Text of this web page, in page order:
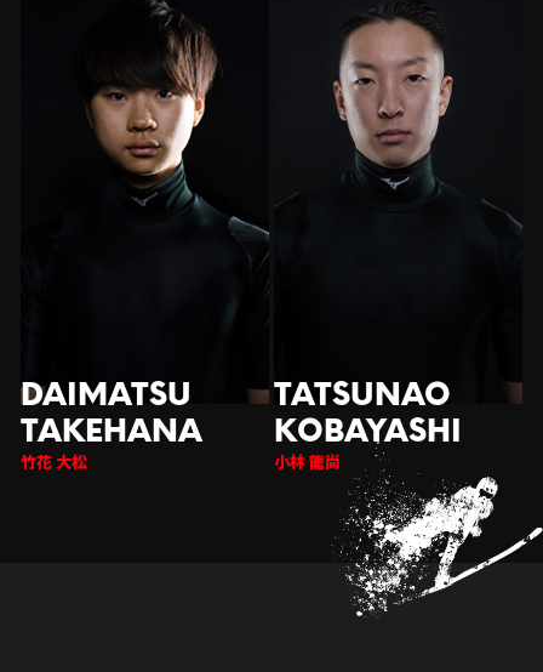
竹花 大松 小林 龍尚